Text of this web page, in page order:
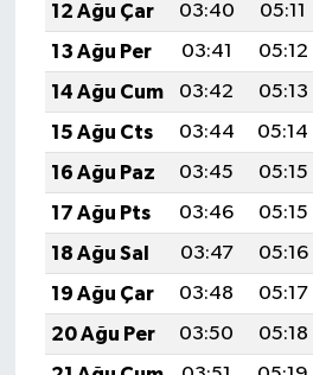
12 Ağu Çar
03:40 05:11
13 Ağu Per
03:41 05:12
14 Ağu Cum
03:42 05:13
15 Ağu Cts
03:44 05:14
16 Ağu Paz
03:45 05:15
17 Ağu Pts
03:46 05:15
18 Ağu Sal
03:47 05:16
19 Ağu Çar
03:48 05:17
20 Ağu Per
03:50 05:18